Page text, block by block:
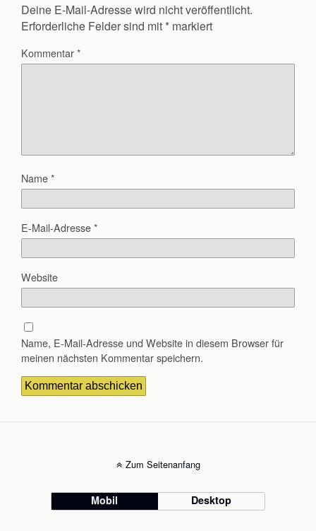
Deine E-Mail-Adresse wird nicht veröffentlicht.
Erforderliche Felder sind mit * markiert
Kommentar*
Name*
E-Mail-Adresse*
Website
Name, E-Mail-Adresse und Website in diesem Browser für
meinen nächsten Kommentar speichern.
Zum Seitenanfang
Mobil Desktop